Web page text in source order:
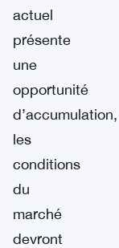
actuel
présente
une
opportunité
d’accumulation,
les
conditions
du
marché
devront